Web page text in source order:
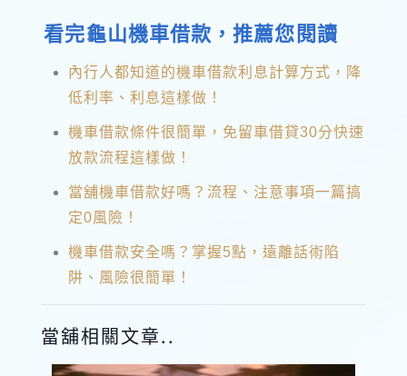
看完龜山機車借款，推薦您閱讀
內行人都知道的機車借款利息計算方式，降
低利率、利息這樣做！
機車借款條件很簡單，免留車借貸30分快速
放款流程這樣做！
當舖機車借款好嗎？流程、注意事項一篇搞
定0風險！
機車借款安全嗎？掌握5點，遠離話術陷
阱、風險很簡單！
當舖相關文章..